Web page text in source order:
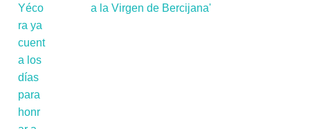
a la Virgen de Bercijana'